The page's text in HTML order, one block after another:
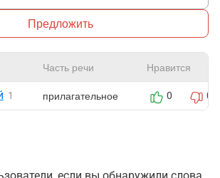
Предложить
Часть речи Нравится
1 прилагательное 0 0